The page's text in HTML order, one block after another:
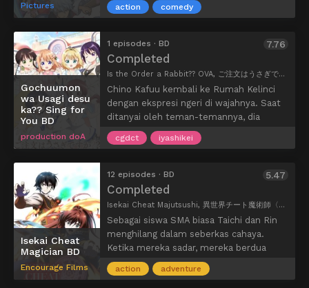
Pictures
action comedy
Gochuumon
wa Usagi desu
ka?? Sing for
You BD
production doA
1 episodes · BD
Completed
Is the Order a Rabbit?? OVA, ご注文はうさぎですか?? ~Sing For You~, Gochuumon wa Usagi desu ka? OVA, GochiUsa OVA
7.76
Chino Kafuu kembali ke Rumah Kelinci
dengan ekspresi ngeri di wajahnya. Saat
ditanyai oleh teman-temannya, dia
menjelaskan kepada mereka bahwa dia
baru saja setuju untuk menyanyikan
upacara kelulusan kelasnya. Meskipun
mereka mengucapkan selamat kepada
temannya atas peran pentingnya, Chino
demam panggung, tetapi bertekad untuk
mengatasinya sebelum upacara
berlangsung. Dengan dukungan teman-
temannya dan pelatihan khusus dari Rize
Tedeza, akankah Chino dapat
cgdct iyashikei
Isekai Cheat
Magician BD
Encourage Films
12 episodes · BD
Completed
Isekai Cheat Majutsushi, 異世界チート魔術師〈マジシャン〉
5.47
Sebagai siswa SMA biasa Taichi dan Rin
menghilang dalam seberkas cahaya.
Ketika mereka sadar, mereka berdua
sudah berada di dunia pedang dan sihir.
Akhirnya lolos setelah mengalami
action adventure